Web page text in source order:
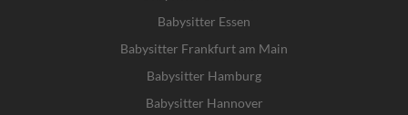
Babysitter Essen
Babysitter Frankfurt am Main
Babysitter Hamburg
Babysitter Hannover